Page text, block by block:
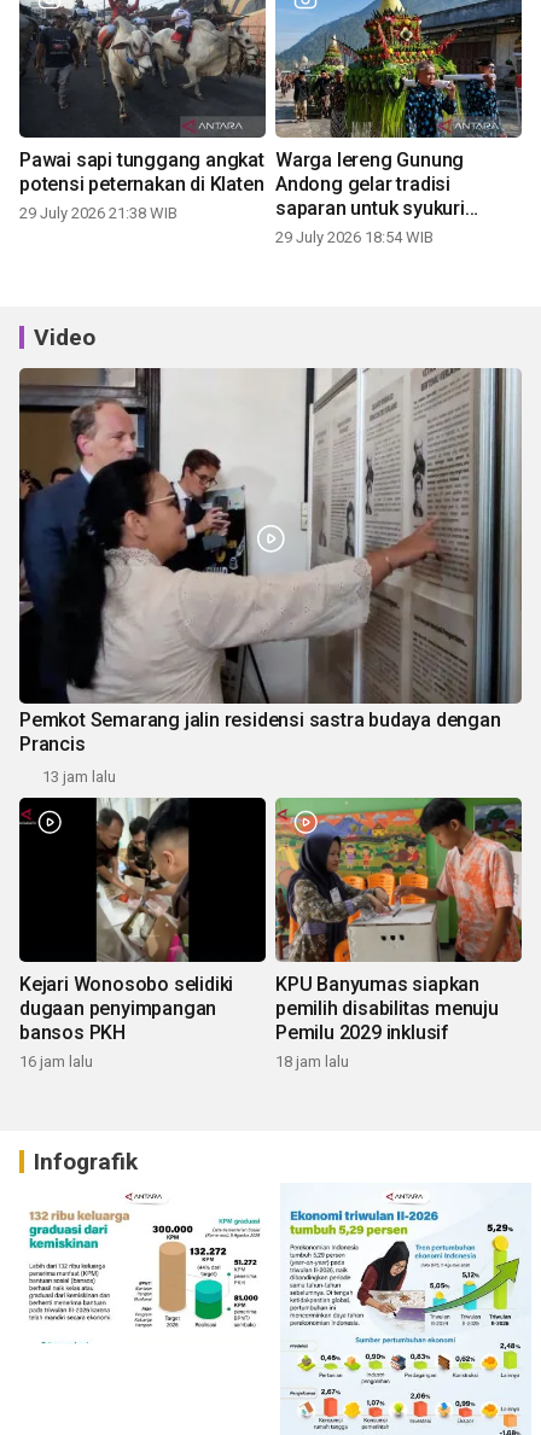
Pawai sapi tunggang angkat
potensi peternakan di Klaten
29 July 2026 21:38 WIB
Warga lereng Gunung
Andong gelar tradisi
saparan untuk syukuri
panen
29 July 2026 18:54 WIB
Video
Pemkot Semarang jalin residensi sastra budaya dengan
Prancis
13 jam lalu
Kejari Wonosobo selidiki
dugaan penyimpangan
bansos PKH
16 jam lalu
KPU Banyumas siapkan
pemilih disabilitas menuju
Pemilu 2029 inklusif
18 jam lalu
Infografik